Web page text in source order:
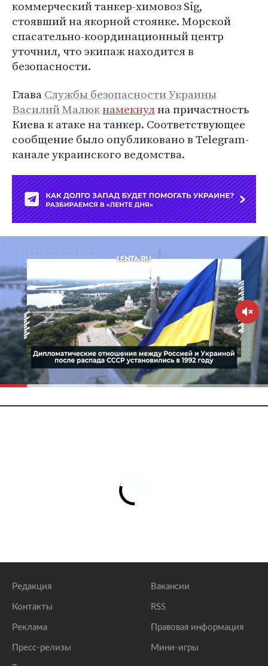
коммерческий танкер-химовоз Sig,
стоявший на якорной стоянке. Морской
спасательно-координационный центр
уточнил, что экипаж находится в
безопасности.
ГлаваСлужбы безопасности Украины
Василий Малюкнамекнулна причастность
Киева к атаке на танкер. Соответствующее
сообщение было опубликовано в Telegram-
канале украинского ведомства.
Редакция
Контакты
Реклама
Пресс-релизы
Вакансии
RSS
Правовая информация
Мини-игры